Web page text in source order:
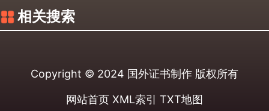
相关搜索
Copyright © 2024 国外证书制作 版权所有
网站首页 XML索引 TXT地图